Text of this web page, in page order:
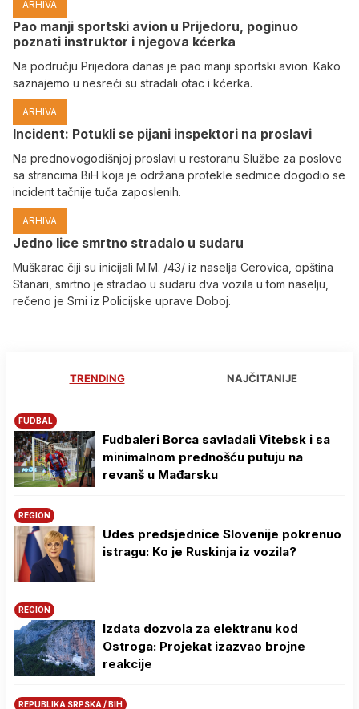
ARHIVA
Pao manji sportski avion u Prijedoru, poginuo
poznati instruktor i njegova kćerka
Na području Prijedora danas je pao manji sportski avion. Kako
saznajemo u nesreći su stradali otac i kćerka.
ARHIVA
Incident: Potukli se pijani inspektori na proslavi
Na prednovogodišnjoj proslavi u restoranu Službe za poslove
sa strancima BiH koja je održana protekle sedmice dogodio se
incident tačnije tuča zaposlenih.
ARHIVA
Јedno lice smrtno stradalo u sudaru
Muškarac čiji su inicijali M.M. /43/ iz naselja Cerovica, opština
Stanari, smrtno je stradao u sudaru dva vozila u tom naselju,
rečeno je Srni iz Policijske uprave Doboj.
TRENDING NAJČITANIJE
FUDBAL
Fudbaleri Borca savladali Vitebsk i sa
minimalnom prednošću putuju na
revanš u Mađarsku
REGION
Udes predsjednice Slovenije pokrenuo
istragu: Ko je Ruskinja iz vozila?
REGION
Izdata dozvola za elektranu kod
Ostroga: Projekat izazvao brojne
reakcije
REPUBLIKA SRPSKA / BIH